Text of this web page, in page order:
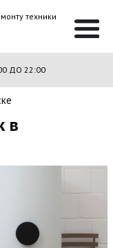
техники
ДО 22:00
в